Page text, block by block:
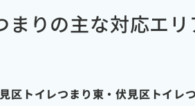
まりの主な対応エリ
区トイレつまり東・伏見区トイレ